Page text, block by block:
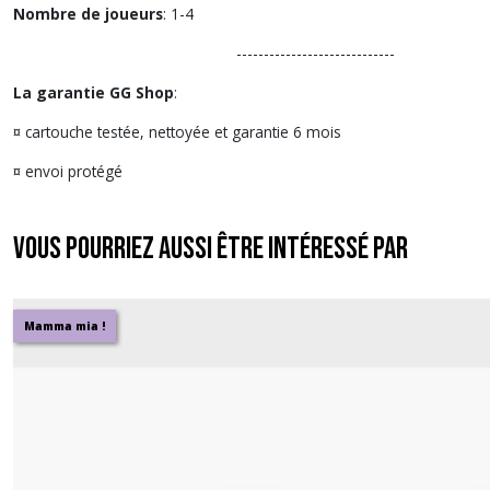
Nombre de joueurs: 1-4
-----------------------------
La garantie GG Shop:
¤ cartouche testée, nettoyée et garantie 6 mois
¤ envoi protégé
Vous pourriez aussi être intéressé par
Mamma mia !